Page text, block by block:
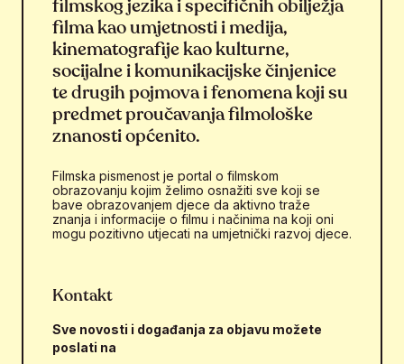
filmskog jezika i specifičnih obilježja
filma kao umjetnosti i medija,
kinematografije kao kulturne,
socijalne i komunikacijske činjenice
te drugih pojmova i fenomena koji su
predmet proučavanja filmološke
znanosti općenito.
Filmska pismenost je portal o filmskom
obrazovanju kojim želimo osnažiti sve koji se
bave obrazovanjem djece da aktivno traže
znanja i informacije o filmu i načinima na koji oni
mogu pozitivno utjecati na umjetnički razvoj djece.
Kontakt
Sve novosti i događanja za objavu možete
poslati na